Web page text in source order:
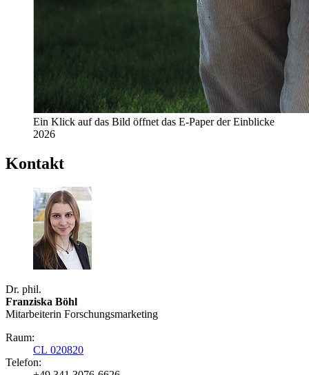
Ein Klick auf das Bild öffnet das E-Paper der Einblicke
2026
Kontakt
Dr. phil.
Franziska Böhl
Mitarbeiterin Forschungsmarketing
Raum:
CL 020820
Telefon: